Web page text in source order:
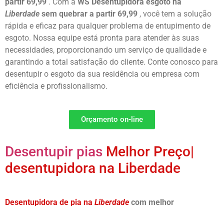
partir 69,99 . Com a WS Desentupidora esgoto na
Liberdade sem quebrar a partir 69,99 , você tem a solução
rápida e eficaz para qualquer problema de entupimento de
esgoto. Nossa equipe está pronta para atender às suas
necessidades, proporcionando um serviço de qualidade e
garantindo a total satisfação do cliente. Conte conosco para
desentupir o esgoto da sua residência ou empresa com
eficiência e profissionalismo.
Orçamento on-line
Desentupir pias Melhor Preço|
desentupidora na Liberdade
Desentupidora de pia na Liberdade com melhor